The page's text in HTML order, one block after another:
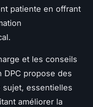
patiente en offrant
et les conseils
DPC propose des
essentielles
améliorer la